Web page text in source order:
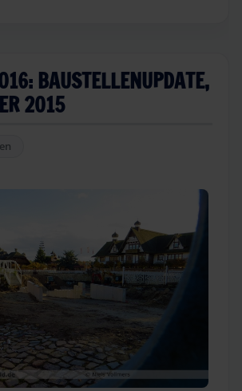
BAUSTELLENUPDATE,
2015